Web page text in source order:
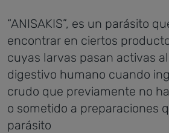
“ANISAKIS”, es un parásito
encontrar en ciertos
cuyas larvas pasan activas
digestivo humano cuando
crudo que previamente no
o sometido a preparaciones
parásito